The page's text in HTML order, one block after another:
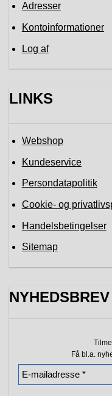
Adresser
Kontoinformationer
Log af
LINKS
Webshop
Kundeservice
Persondatapolitik
Cookie- og
Handelsbetingelser
Sitemap
NYHEDSBREV
Få bl.a.